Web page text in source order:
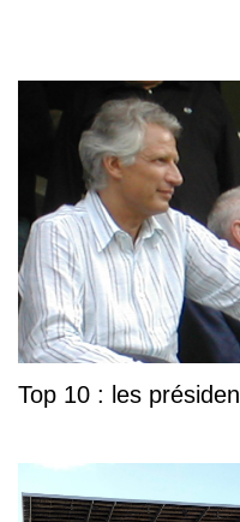
Top 10 : les